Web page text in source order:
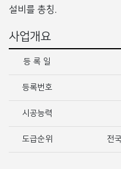
설비를 총칭.
사업개요
등 록 일
등록번호
시공능력
도급순위 전